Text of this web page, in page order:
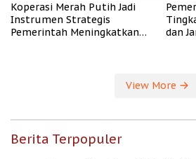
Koperasi Merah Putih Jadi
Instrumen Strategis
Pemerintah Meningkatkan
dan
View More
Berita Terpopuler